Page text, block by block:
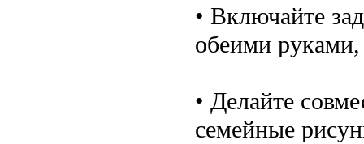
• Включайте
обеими
• Делайте
семейные